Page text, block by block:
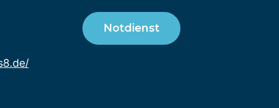
Notdienst